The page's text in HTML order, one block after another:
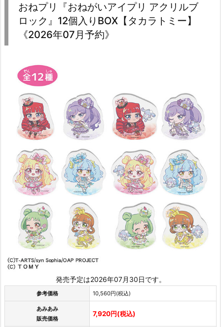
おねプリ『おねがいアイプリ アクリルブ
ロック』12個入りBOX【タカラトミー】
《2026年07月予約》
発売予定は2026年07月30日です。
参考価格 10,560円(税込)
あみあみ
販売価格
7,920円(税込)